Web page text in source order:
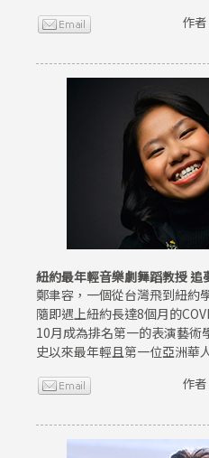
作
紐約最年輕音樂劇舞蹈教授 追
鄭聿容，一個從台灣飛到紐約
隨即遇上紐約長達8個月的
10月成為排名第一的表演藝
史以來最年輕且第一位亞洲華
作